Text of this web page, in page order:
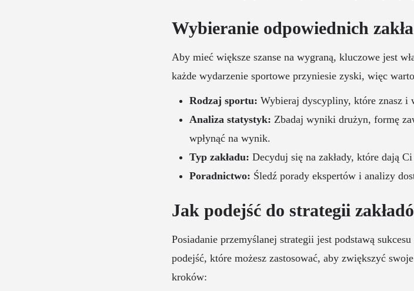
Wybieranie odpowiednich
Aby mieć większe szanse na wygraną, kluczowe jest
każde wydarzenie sportowe przyniesie zyski, więc
Rodzaj sportu: Wybieraj dyscypliny, które znasz i
Analiza statystyk: Zbadaj wyniki drużyn, formę
wpłynąć na wynik.
Typ zakładu: Decyduj się na zakłady, które dają
Poradnictwo: Śledź porady ekspertów i analizy
Jak podejść do strategii
Posiadanie przemyślanej strategii jest podstawą
podejść, które możesz zastosować, aby zwiększyć
kroków: